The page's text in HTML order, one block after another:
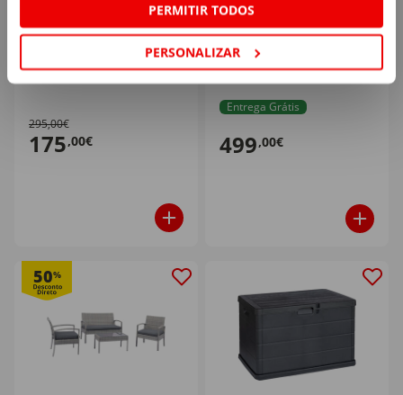
PERMITIR TODOS
PERSONALIZAR
Conjunto Estar Metal
com Almofadas Bali Kasa
1 un
295,00€
175,00€
Conjunto de Estar 5
Lugares Cinza Garda
Time Scale
Entrega Grátis
499,00€
50%